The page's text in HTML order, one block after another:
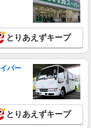
とりあえずキープ
バー
とりあえずキープ